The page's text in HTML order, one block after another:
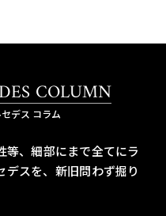
COLUMN
デス コラム
等、細部にまで全てにラ
スを、 新旧問わず掘り